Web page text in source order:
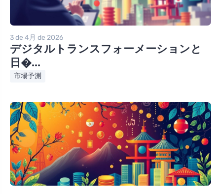
3 de 4月 de 2026
デジタルトランスフォーメーションと
日�...
市場予測